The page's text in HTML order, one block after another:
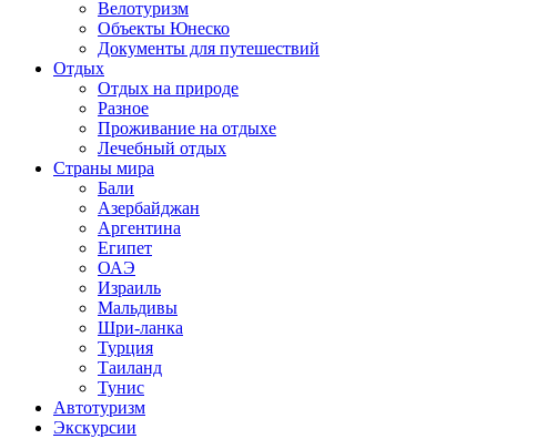
Велотуризм
Объекты Юнеско
Документы для путешествий
Отдых
Отдых на природе
Разное
Проживание на отдыхе
Лечебный отдых
Страны мира
Бали
Азербайджан
Аргентина
Египет
ОАЭ
Израиль
Мальдивы
Шри-ланка
Турция
Таиланд
Тунис
Автотуризм
Экскурсии